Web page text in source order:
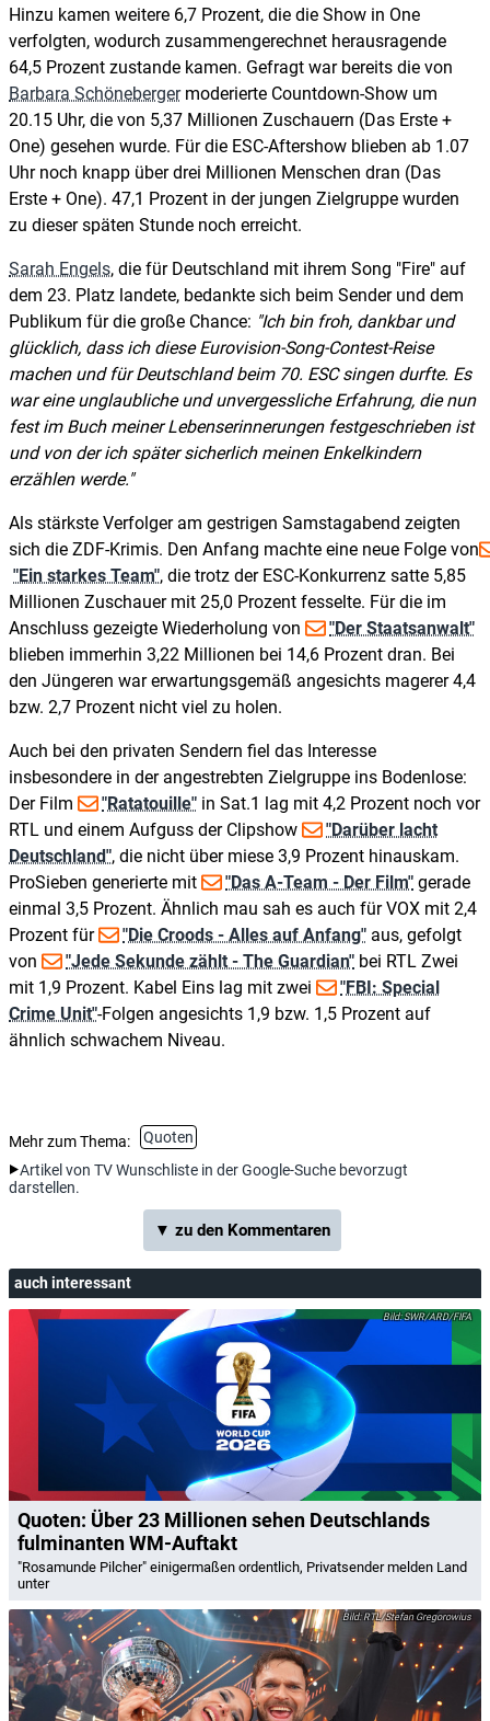
Hinzu kamen weitere 6,7 Prozent, die die Show in One
verfolgten, wodurch zusammengerechnet herausragende
64,5 Prozent zustande kamen. Gefragt war bereits die von
Barbara Schönebergermoderierte Countdown-Show um
20.15 Uhr, die von 5,37 Millionen Zuschauern (Das Erste +
One) gesehen wurde. Für die ESC-Aftershow blieben ab 1.07
Uhr noch knapp über drei Millionen Menschen dran (Das
Erste + One). 47,1 Prozent in der jungen Zielgruppe wurden
zu dieser späten Stunde noch erreicht.
Sarah Engels, die für Deutschland mit ihrem Song "Fire" auf
dem 23. Platz landete, bedankte sich beim Sender und dem
Publikum für die große Chance: Ich bin froh, dankbar und
glücklich, dass ich diese Eurovision-Song-Contest-Reise
machen und für Deutschland beim 70. ESC singen durfte. Es
war eine unglaubliche und unvergessliche Erfahrung, die nun
fest im Buch meiner Lebenserinnerungen festgeschrieben ist
und von der ich später sicherlich meinen Enkelkindern
erzählen werde.
Als stärkste Verfolger am gestrigen Samstagabend zeigten
sich die ZDF-Krimis. Den Anfang machte eine neue Folge von
"Ein starkes Team", die trotz der ESC-Konkurrenz satte 5,85
Millionen Zuschauer mit 25,0 Prozent fesselte. Für die im
Anschluss gezeigte Wiederholung von
"Der Staatsanwalt"
blieben immerhin 3,22 Millionen bei 14,6 Prozent dran. Bei
den Jüngeren war erwartungsgemäß angesichts magerer 4,4
bzw. 2,7 Prozent nicht viel zu holen.
Auch bei den privaten Sendern fiel das Interesse
insbesondere in der angestrebten Zielgruppe ins Bodenlose:
Der Film
"Ratatouille" in Sat.1 lag mit 4,2 Prozent noch vor
RTL und einem Aufguss der Clipshow
"Darüber lacht
Deutschland", die nicht über miese 3,9 Prozent hinauskam.
ProSieben generierte mit
"Das A-Team - Der Film" gerade
einmal 3,5 Prozent. Ähnlich mau sah es auch für VOX mit 2,4
Prozent für
"Die Croods - Alles auf Anfang" aus, gefolgt
von
"Jede Sekunde zählt - The Guardian" bei RTL Zwei
mit 1,9 Prozent. Kabel Eins lag mit zwei
"FBI: Special
Crime Unit"-Folgen angesichts 1,9 bzw. 1,5 Prozent auf
ähnlich schwachem Niveau.
Mehr zum Thema:
Quoten
Artikel von TV Wunschliste in der Google-Suche bevorzugt
darstellen.
▼ zu den Kommentaren
auch interessant
SWR/ARD/FIFA
Quoten: Über 23 Millionen sehen Deutschlands
fulminanten WM-Auftakt
"Rosamunde Pilcher" einigermaßen ordentlich, Privatsender melden Land
unter
RTL/Stefan Gregorowius